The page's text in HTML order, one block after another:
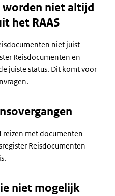
worden niet altijd
het RAAS
niet juist
Reisdocumenten en
juiste status. Dit komt voor
reizen met documenten
Reisdocumenten
niet mogelijk